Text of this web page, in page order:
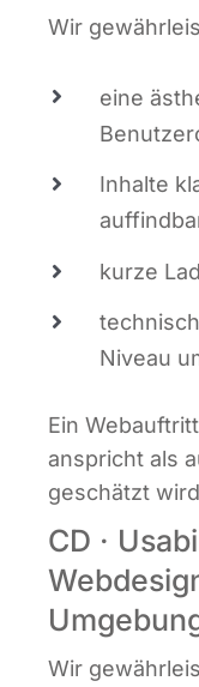
Wir
eine
Inhal­te
kur­ze
Niveau
Ein
anspricht als
geschätzt
CD ·
Wir